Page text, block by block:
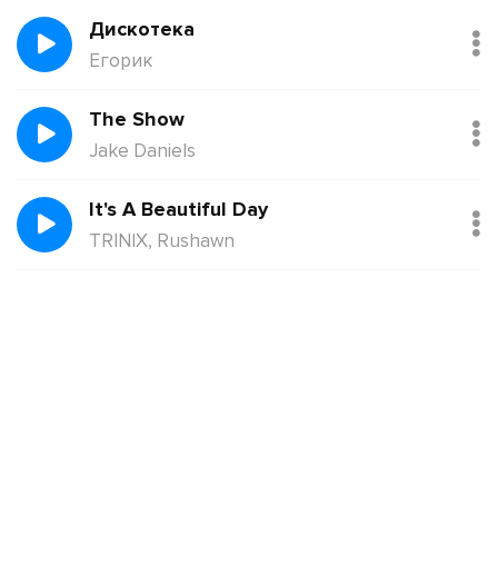
Дискотека
Егорик
The Show
Jake Daniels
It's A Beautiful Day
TRINIX, Rushawn